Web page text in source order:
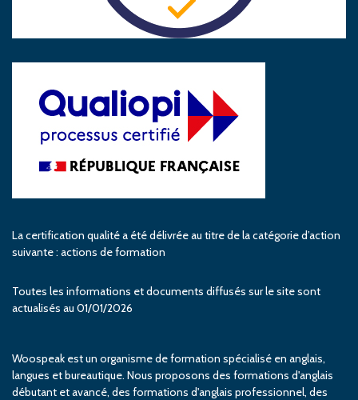
La certification qualité a été délivrée au titre de la catégorie d’action
suivante : actions de formation
Toutes les informations et documents diffusés sur le site sont
actualisés au 01/01/2026
Woospeak est un organisme de formation spécialisé en anglais,
langues et bureautique. Nous proposons des formations d'anglais
débutant et avancé, des formations d'anglais professionnel, des